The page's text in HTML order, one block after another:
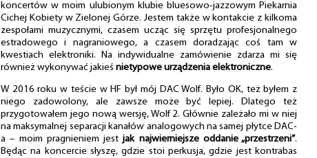
koncertów w moim ulubionym klubie bluesowo-jazzowym Piekarnia
Cichej Kobiety w Zielonej Górze. Jestem także w kontakcie z kilkoma
zespołami muzycznymi, czasem ucząc się sprzętu profesjonalnego
estradowego i nagraniowego, a czasem doradzając coś tam w
kwestiach elektroniki. Na indywidualne zamówienie zdarza mi się
również wykonywać jakieś nietypowe urządzenia elektroniczne.
W 2016 roku w teście w HF był mój DAC Wolf. Było OK, też byłem z
niego zadowolony, ale zawsze może być lepiej. Dlatego też
przygotowałem jego nową wersję, Wolf 2. Głównie zależało mi w niej
na maksymalnej separacji kanałów analogowych na samej płytce DAC-
a – moim pragnieniem jestjak najwierniejsze oddanie „przestrzeni”.
Będąc na koncercie słyszę, gdzie stoi perkusja, gdzie jest kontrabas